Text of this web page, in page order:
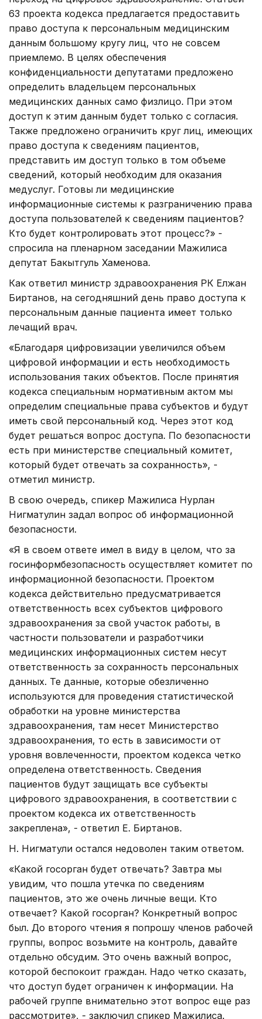
63 проекта кодекса предлагается предоставить
право доступа к персональным медицинским
данным большому кругу лиц, что не совсем
приемлемо. В целях обеспечения
конфиденциальности депутатами предложено
определить владельцем персональных
медицинских данных само физлицо. При этом
доступ к этим данным будет только с согласия.
Также предложено ограничить круг лиц, имеющих
право доступа к сведениям пациентов,
представить им доступ только в том объеме
сведений, который необходим для оказания
медуслуг. Готовы ли медицинские
информационные системы к разграничению права
доступа пользователей к сведениям пациентов?
Кто будет контролировать этот процесс?» -
спросила на пленарном заседании Мажилиса
депутат Бакытгуль Хаменова.
Как ответил министр здравоохранения РК Елжан
Биртанов, на сегодняшний день право доступа к
персональным данные пациента имеет только
лечащий врач.
«Благодаря цифровизации увеличился объем
цифровой информации и есть необходимость
использования таких объектов. После принятия
кодекса специальным нормативным актом мы
определим специальные права субъектов и будут
иметь свой персональный код. Через этот код
будет решаться вопрос доступа. По безопасности
есть при министерстве специальный комитет,
который будет отвечать за сохранность», -
отметил министр.
В свою очередь, спикер Мажилиса Нурлан
Нигматулин задал вопрос об информационной
безопасности.
«Я в своем ответе имел в виду в целом, что за
госинформбезопасность осуществляет комитет по
информационной безопасности. Проектом
кодекса действительно предусматривается
ответственность всех субъектов цифрового
здравоохранения за свой участок работы, в
частности пользователи и разработчики
медицинских информационных систем несут
ответственность за сохранность персональных
данных. Те данные, которые обезличенно
используются для проведения статистической
обработки на уровне министерства
здравоохранения, там несет Министерство
здравоохранения, то есть в зависимости от
уровня вовлеченности, проектом кодекса четко
определена ответственность. Сведения
пациентов будут защищать все субъекты
цифрового здравоохранения, в соответствии с
проектом кодекса их ответственность
закреплена», - ответил Е. Биртанов.
Н. Нигматули остался недоволен таким ответом.
«Какой госорган будет отвечать? Завтра мы
увидим, что пошла утечка по сведениям
пациентов, это же очень личные вещи. Кто
отвечает? Какой госорган? Конкретный вопрос
был. До второго чтения я попрошу членов рабочей
группы, вопрос возьмите на контроль, давайте
отдельно обсудим. Это очень важный вопрос,
которой беспокоит граждан. Надо четко сказать,
что доступ будет ограничен к информации. На
рабочей группе внимательно этот вопрос еще раз
рассмотрите», - заключил спикер Мажилиса.